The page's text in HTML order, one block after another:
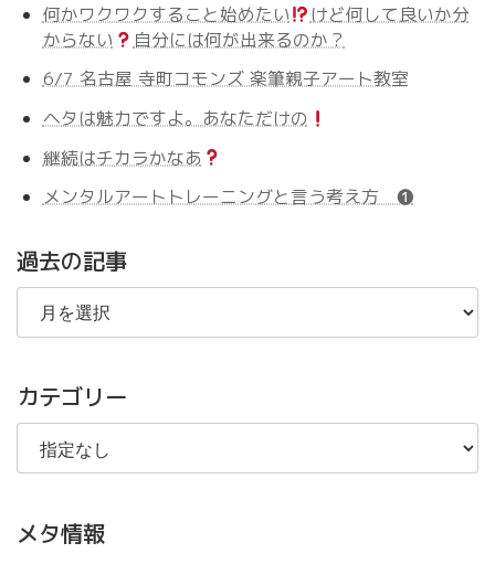
何かワクワクすること始めたい
けど何して良いか分
からない
自分には何が出来るのか？
6/7 名古屋 寺町コモンズ 楽筆親子アート教室
ヘタは魅力ですよ。あなただけの
継続はチカラかなあ
メンタルアートトレーニングと言う考え方 ❶
過去の記事
過
の
事
カテゴリー
メタ情報